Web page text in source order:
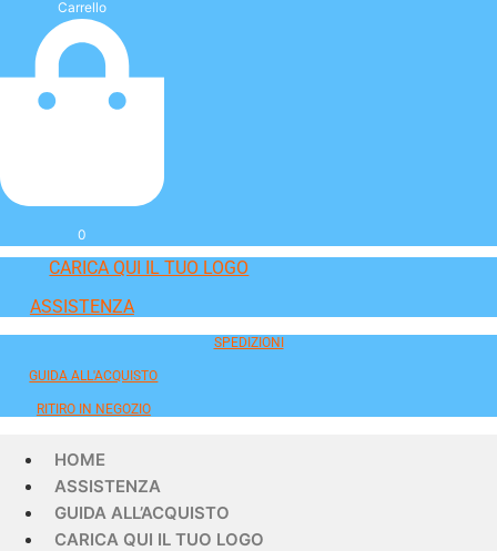
Carrello
0
CARICA QUI IL TUO LOGO
ASSISTENZA
SPEDIZIONI
GUIDA ALL'ACQUISTO
RITIRO IN NEGOZIO
HOME
ASSISTENZA
GUIDA ALL’ACQUISTO
CARICA QUI IL TUO LOGO